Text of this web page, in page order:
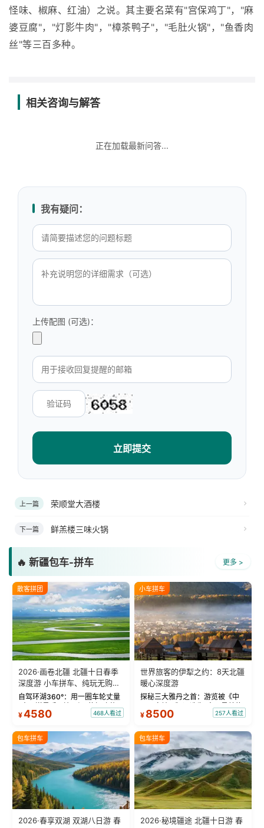
怪味、椒麻、红油）之说。其主要名菜有"宫保鸡丁"，"麻
婆豆腐"，"灯影牛肉"，"樟茶鸭子"，"毛肚火锅"，"鱼香肉
丝"等三百多种。
相关咨询与解答
正在加载最新问答...
我有疑问：
上传配图 (可选)：
立即提交
上一篇 荣顺堂大酒楼
下一篇 鲜羔楼三味火锅
🔥 新疆包车-拼车 更多 >
散客拼团
2026·画卷北疆 北疆十日春季
深度游 小车拼车、纯玩无购
物！
自驾环湖360°：用一圈车轮丈量
“大西洋最后一滴眼泪”的极致蔚
蓝。 赛湖旅拍：甄选多款风格服
绝美瞬间。 赛湖坦克300跟车视
频：专业摄影师...
¥4580 468人看过
小车拼车
世界旅客的伊犁之约：8天北疆
暖心深度游
探秘三大雅丹之首：游览被《中
国国家地理》评选为“中国最美的
三大雅丹”第一名的克拉玛依魔鬼
瓦人最大村落——禾木村，欣赏
晨雾与小木...
¥ 8500 257人看过
包车拼车
2026·春享双湖 双湖八日游 春
包车拼车
2026·秘境疆途 北疆十日游 春